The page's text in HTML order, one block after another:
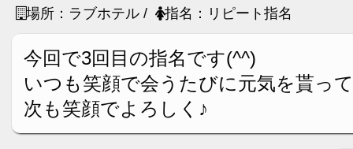
場所：ラブホテル /
指名：リピート指名
今回で3回目の指名です(^^)
いつも笑顔で会うたびに元気を貰っ
次も笑顔でよろしく♪